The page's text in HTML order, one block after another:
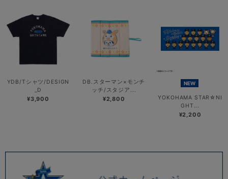
YDB/Tシャツ/DESIGN
_D
¥3,900
DB.スターマン×モンチ
ッチ/スタジア...
¥2,800
NEW
YOKOHAMA STAR☆NI
GHT...
¥2,200